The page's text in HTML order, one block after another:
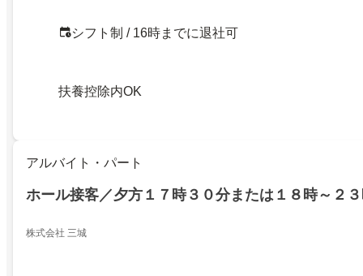
シフト制 / 16時までに退社可
扶養控除内OK
アルバイト・パート
ホール接客／夕方１７時３０分または１８時～２
株式会社 三城